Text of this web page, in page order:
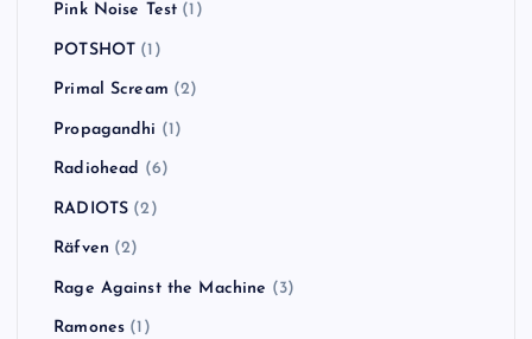
Pink Noise Test (1)
POTSHOT (1)
Primal Scream (2)
Propagandhi (1)
Radiohead (6)
RADIOTS (2)
Räfven (2)
Rage Against the Machine (3)
Ramones (1)